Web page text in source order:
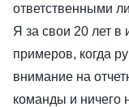
ответственными
Я за свои 20 лет в
примеров, когда
внимание на
команды и ничего